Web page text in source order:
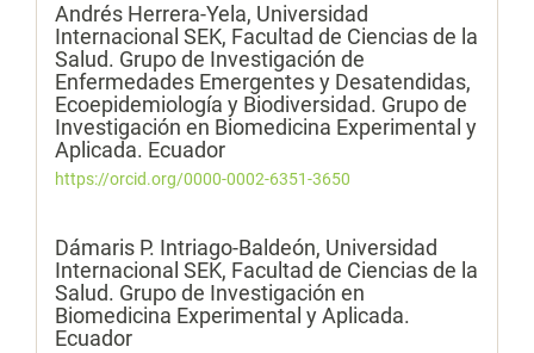
Andrés Herrera-Yela, Universidad
Internacional SEK, Facultad de Ciencias de la
Salud. Grupo de Investigación de
Enfermedades Emergentes y Desatendidas,
Ecoepidemiología y Biodiversidad. Grupo de
Investigación en Biomedicina Experimental y
Aplicada. Ecuador
https://orcid.org/0000-0002-6351-3650
Dámaris P. Intriago-Baldeón, Universidad
Internacional SEK, Facultad de Ciencias de la
Salud. Grupo de Investigación en
Biomedicina Experimental y Aplicada.
Ecuador